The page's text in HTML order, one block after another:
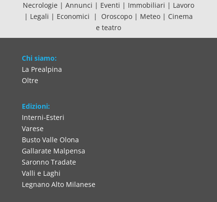
Necrologie | Annunci | Eventi | Immobiliari | Lavoro
| Legali | Economici | Oroscopo | Meteo | Cinema
e teatro
Chi siamo:
La Prealpina
Oltre
Edizioni:
Interni-Esteri
Varese
Busto Valle Olona
Gallarate Malpensa
Saronno Tradate
Valli e Laghi
Legnano Alto Milanese